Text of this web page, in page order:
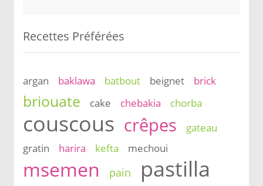
Recettes Préférées
argan baklawa batbout beignet brick
briouate cake chebakia chorba
couscous crêpes
gateau
gratin
harira kefta mechoui
msemen pain pastilla